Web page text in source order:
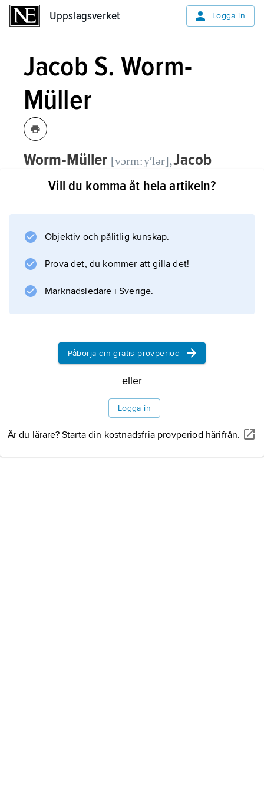
Uppslagsverket Logga in
Jacob S. Worm-
Müller
Worm-Müller [vɔrm:yʹlər],Jacob
tenersen, 1884–1963, norsk historiker,
W:s doktorsavhandling,
Norge gjennem nødsaarene
(1918), handlade om nödåren 1807–10. Bland
hans många senare arbeten märks
(1–3, 1923–51). Politiskt stod W. nära Venstres
nationalliberala falang och var medförfattare
Information om artikeln
Vill du komma åt hela artikeln?
Objektiv och pålitlig kunskap.
Prova det, du kommer att gilla det!
Marknadsledare i Sverige.
Påbörja din gratis provperiod
eller
Logga in
Är du lärare? Starta din kostnadsfria provperiod härifrån.